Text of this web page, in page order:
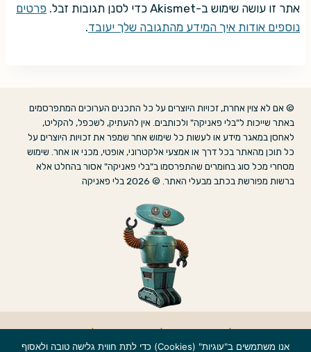
אתר זו עושה שימוש ב-Akismet כדי לסנן תגובות זבל.
פרטים
נוספים אודות איך המידע מהתגובה שלך יעובד.
© אם לא צוין אחרת, זכויות היוצרים על כל התכנים הערוכים המתפרסמים
באתר שייכות ל"בלי פאניקה" ולכותבים. אין להעתיק, לשכפל, להקליט,
לאחסן במאגר מידע או לעשות כל שימוש אחר שמפר את זכויות היוצרים על
כל תוכן מהאתר בכל דרך או אמצעי אלקטרוני, אופטי, מכני או אחר. שימוש
מסחרי מכל סוג בחומרים שהתפרסמו ב"בלי פאניקה" אסור בהחלט אלא
ברשות מפורשת בכתב מבעלי האתר. © 2026 בלי פאניקה
אנו משתמשים ב"עוגיות" (Cookies) כדי לתת חווית גלישה טובה ולאסוף